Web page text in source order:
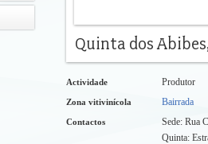
Actividade Produtor
Zona vitivinícola Bairrada
Contactos
Sede: Rua
Quinta: